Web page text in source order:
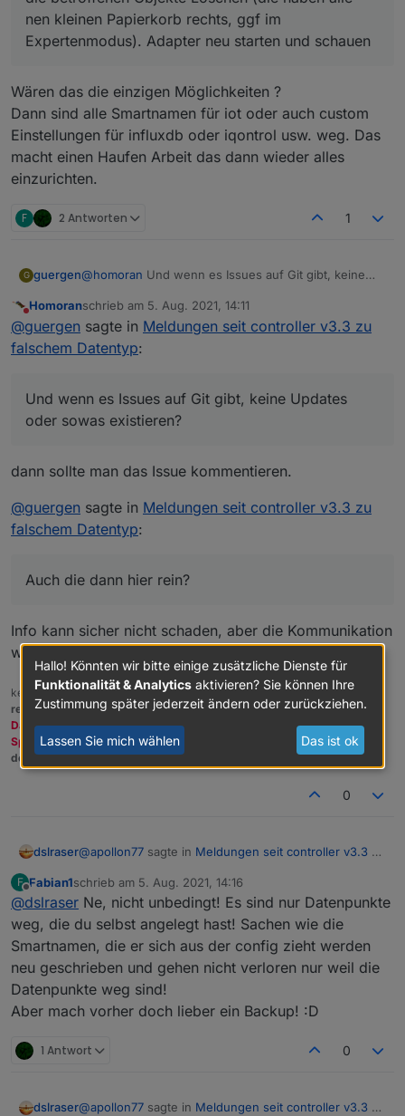
nen kleinen Papierkorb rechts, ggf im
Expertenmodus). Adapter neu starten und schauen
Wären das die einzigen Möglichkeiten ?
Dann sind alle Smartnamen für iot oder auch custom
Einstellungen für influxdb oder iqontrol usw. weg. Das
macht einen Haufen Arbeit das dann wieder alles
einzurichten.
F 2 Antworten 1
G guergen@homoran Und wenn es Issues auf Git gibt, keine
rein?
Nicht stören
Homoranschrieb am 5. Aug. 2021, 14:11
zuletzt editiert von
@guergen sagte in Meldungen seit controller v3.3 zu
falschem Datentyp:
Und wenn es Issues auf Git gibt, keine Updates
oder sowas existieren?
dann sollte man das Issue kommentieren.
@guergen sagte in Meldungen seit controller v3.3 zu
falschem Datentyp:
Auch die dann hier rein?
Info kann sicher nicht schaden, aber die Kommunikation
wäre IMHO auf Github besser aufgehoben.
kein Support per PN! - Fragen im Forum stellen - Benutzt das Voting
rechts unten im Beitrag wenn er euch geholfen hat.
Das Forum freut sich über eine Spende. Benutzt dazu den
Spendenbutton oben rechts. Danke!
der Installationsfixer:curl -fsL https://iobroker.net/fix.sh | bash -
0
dslraser@apollon77 sagte in Meldungen seit controller v3.3 zu
@ slowman Du kannst die Instanz löschen und
neu anlegen, oder einfach nur im Admin
hingehen und die betroffenen Objekte Löschen
(die haben alle nen kleinen Papierkorb rechts,
ggf im Expertenmodus). Adapter neu starten und
schauen
Wären das die einzigen Möglichkeiten ?
Dann sind alle Smartnamen für iot oder auch custom
Einstellungen für influxdb oder iqontrol usw. weg. Das
macht einen Haufen Arbeit das dann wieder alles
einzurichten.
F
Offline
Fabian1schrieb am 5. Aug. 2021, 14:16
zuletzt editiert von
@dslraser Ne, nicht unbedingt! Es sind nur Datenpunkte
weg, die du selbst angelegt hast! Sachen wie die
Smartnamen, die er sich aus der config zieht werden
neu geschrieben und gehen nicht verloren nur weil die
Datenpunkte weg sind!
Aber mach vorher doch lieber ein Backup! :D
1 Antwort 0
dslraser@apollon77 sagte in Meldungen seit controller v3.3 zu
Hallo! Könnten wir bitte einige zusätzliche Dienste für
Funktionalität & Analytics aktivieren? Sie können Ihre
Zustimmung später jederzeit ändern oder zurückziehen.
Lassen Sie mich wählen Das ist ok